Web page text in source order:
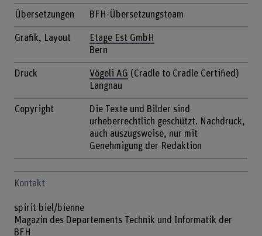
Übersetzungen BFH-Übersetzungsteam
Grafik, Layout
Etage Est GmbH
Bern
Druck Vögeli AG (Cradle to Cradle Certified)
Langnau
Copyright
Die Texte und Bilder sind
urheberrechtlich geschützt. Nachdruck,
auch auszugsweise, nur mit
Genehmigung der Redaktion
Kontakt
spirit biel/bienne
Magazin des Departements Technik und Informatik der
BFH